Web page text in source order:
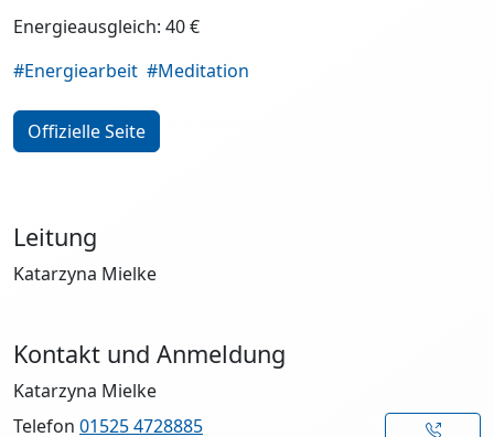
Energieausgleich: 40 €
#Energiearbeit #Meditation
Offizielle Seite
Leitung
Katarzyna Mielke
Kontakt und Anmeldung
Katarzyna Mielke
Telefon 01525 4728885